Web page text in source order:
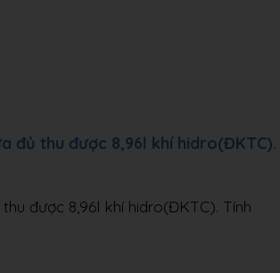
đủ thu được 8,96l khí hidro(ĐKTC).
được 8,96l khí hidro(ĐKTC). Tính